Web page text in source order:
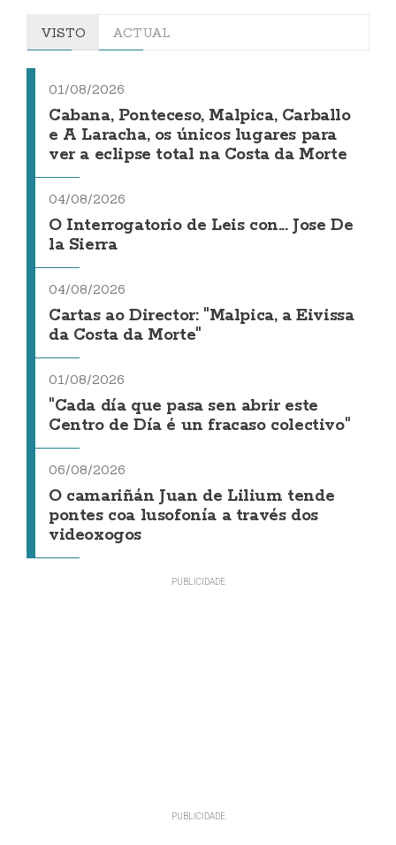
VISTO ACTUAL
01/08/2026
Cabana, Ponteceso, Malpica, Carballo
e A Laracha, os únicos lugares para
ver a eclipse total na Costa da Morte
04/08/2026
O Interrogatorio de Leis con... Jose De
la Sierra
04/08/2026
Cartas ao Director: "Malpica, a Eivissa
da Costa da Morte"
01/08/2026
"Cada día que pasa sen abrir este
Centro de Día é un fracaso colectivo"
06/08/2026
O camariñán Juan de Lilium tende
pontes coa lusofonía a través dos
videoxogos